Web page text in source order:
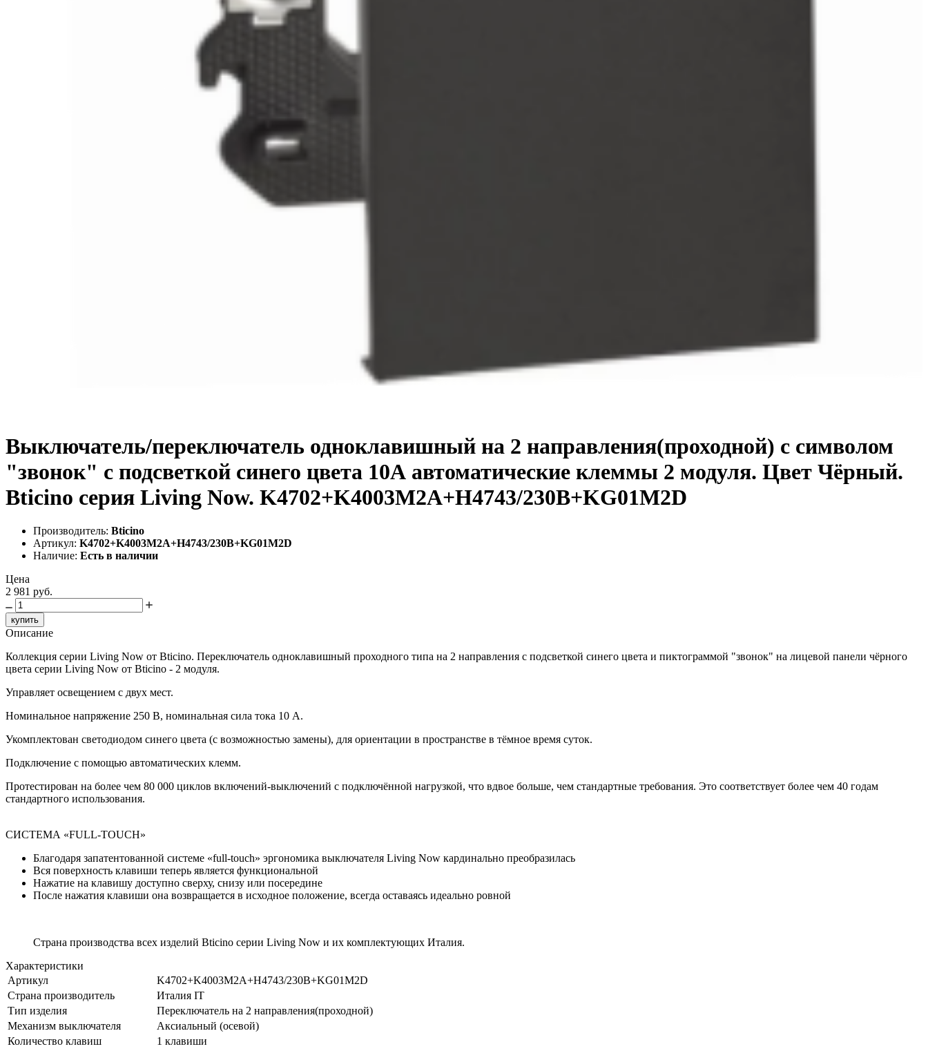
Выключатель/переключатель одноклавишный на 2 направления(проходной) с символом
"звонок" с подсветкой синего цвета 10А автоматические клеммы 2 модуля. Цвет Чёрный.
Bticino серия Living Now. K4702+K4003M2A+H4743/230B+KG01M2D
Производитель: Bticino
Артикул: K4702+K4003M2A+H4743/230B+KG01M2D
Наличие: Есть в наличии
Цена
2 981 руб.
купить
Описание
Коллекция серии Living Now от Bticino. Переключатель одноклавишный проходного типа на 2 направления с подсветкой синего цвета и пиктограммой "звонок" на лицевой панели чёрного
цвета серии Living Now от Bticino - 2 модуля.
Управляет освещением с двух мест.
Номинальное напряжение 250 В, номинальная сила тока 10 A.
Укомплектован светодиодом синего цвета (с возможностью замены), для ориентации в пространстве в тёмное время суток.
Подключение с помощью автоматических клемм.
Протестирован на более чем 80 000 циклов включений-выключений с подключённой нагрузкой, что вдвое больше, чем стандартные требования. Это соответствует более чем 40 годам
стандартного использования.
СИСТЕМА «FULL-TOUCH»
Благодаря запатентованной системе «full-touch» эргономика выключателя Living Now кардинально преобразилась
Вся поверхность клавиши теперь является функциональной
Нажатие на клавишу доступно сверху, снизу или посередине
После нажатия клавиши она возвращается в исходное положение, всегда оставаясь идеально ровной
Страна производства всех изделий Bticino серии Living Now и их комплектующих Италия.
Характеристики
Артикул
K4702+K4003M2A+H4743/230B+KG01M2D
Страна производитель
Италия IT
Тип изделия
Переключатель на 2 направления(проходной)
Механизм выключателя
Аксиальный (осевой)
Количество клавиш
1 клавиши